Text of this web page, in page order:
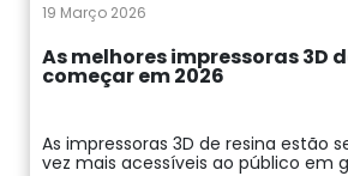
19 Março 2026
As melhores impressoras 3D
começar em 2026
As impressoras 3D de resina estão
vez mais acessíveis ao público em